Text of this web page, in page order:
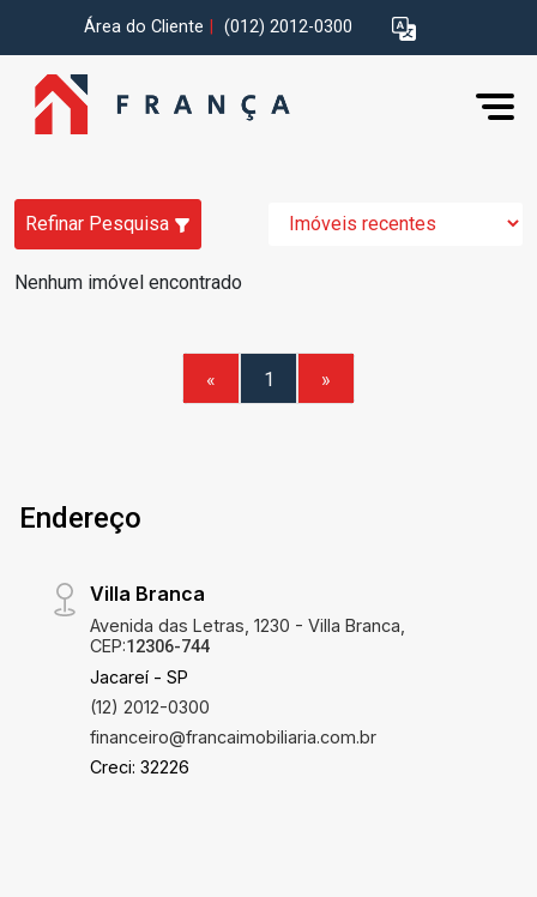
Área do Cliente (012) 2012-0300
Refinar Pesquisa
Nenhum imóvel encontrado
« 1 »
Endereço
Villa Branca
Avenida das Letras, 1230 - Villa Branca,
CEP:12306-744
Jacareí - SP
(12) 2012-0300
financeiro@francaimobiliaria.com.br
Creci: 32226